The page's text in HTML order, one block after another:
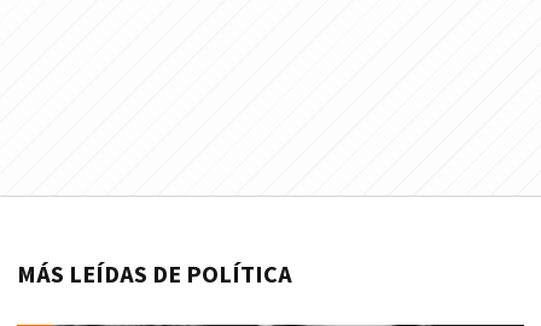
MÁS LEÍDAS DE POLÍTICA